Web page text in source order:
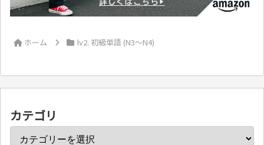
ホーム lv2. 初級単語 (N3～N4)
カテゴリ